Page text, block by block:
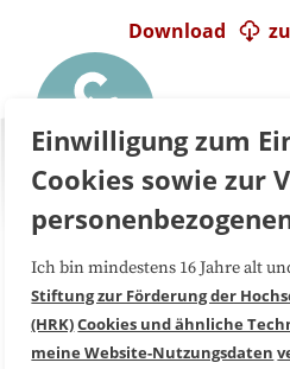
Download
Über uns
Medienarbeit
Einwilligung zum
Cookies sowie zur
Ich bin mindestens 16 Jahre alt
Stiftung zur Förderung der
(HRK)Cookies und ähnliche
meine Website-Nutzungsdaten